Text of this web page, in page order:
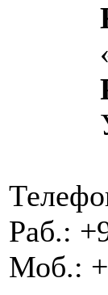
Раб.:
Моб.: